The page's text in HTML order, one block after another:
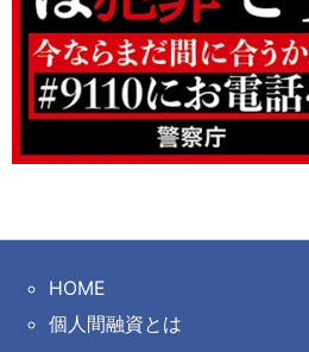
HOME
個人間融資とは